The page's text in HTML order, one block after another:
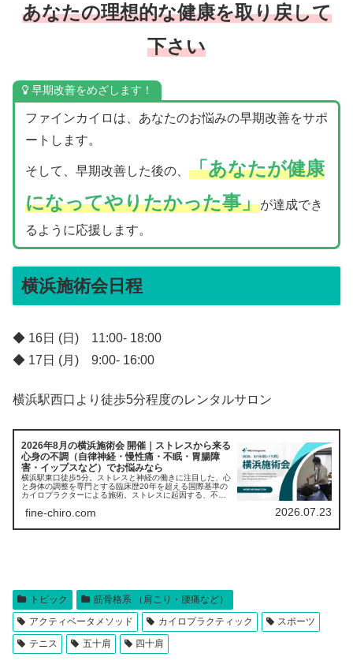
あなたの理想的な健康を取り戻して
下さい
早期改善をめざします！
ファインカイロは、あなたのお悩みの早期改善をサポ
ートします。
そして、早期改善した後の、 「あなたが健康
になってやりたかった事」が達成でき
るように応援します。
横浜施術会日程
◆ 16日 (日) 11:00- 18:00
◆ 17日 (月) 9:00- 16:00
横浜駅西口より徒歩5分程度のレンタルサロン
2026年8月の横浜施術会 開催｜ストレスから来る
心身の不調（自律神経・慢性痛・不眠・胃腸障
害・イップスなど）でお悩みなら
横浜駅東口徒歩5分。ストレスと神経の働きに注目した、心
と身体の調整を専門とする臨床歴20年を超える国際基準の
カイロプラクターによる施術。ストレスに起因する、不眠
りの方をサポート。今月の横浜施術会は、8月16日(日)ー17
fine-chiro.com 2026.07.23
トピック
筋骨格系 （肩こり・腰痛など）
アクティベータメソッド
カイロプラクティック
スポーツ
テニス
五十肩 四十肩